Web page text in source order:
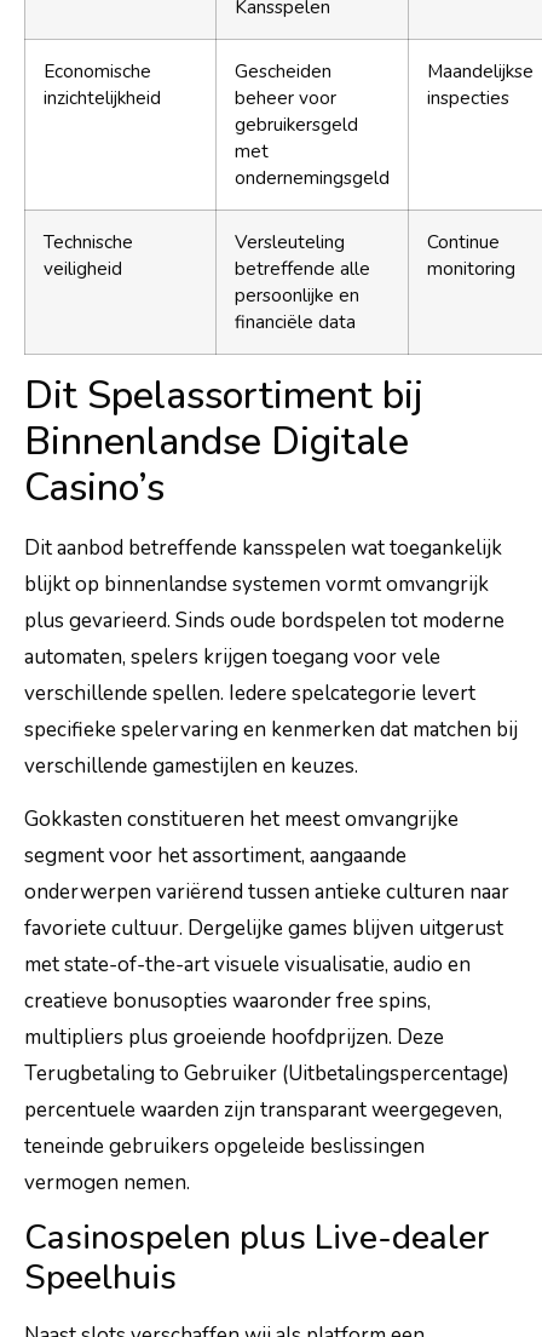
Kansspelen
Economische
inzichtelijkheid
Gescheiden
beheer voor
gebruikersgeld
met
ondernemingsgeld
Maandelijkse
inspecties
Technische
veiligheid
Versleuteling
betreffende alle
persoonlijke en
financiële data
Continue
monitoring
Dit Spelassortiment bij
Binnenlandse Digitale
Casino’s
Dit aanbod betreffende kansspelen wat toegankelijk
blijkt op binnenlandse systemen vormt omvangrijk
plus gevarieerd. Sinds oude bordspelen tot moderne
automaten, spelers krijgen toegang voor vele
verschillende spellen. Iedere spelcategorie levert
specifieke spelervaring en kenmerken dat matchen bij
verschillende gamestijlen en keuzes.
Gokkasten constitueren het meest omvangrijke
segment voor het assortiment, aangaande
onderwerpen variërend tussen antieke culturen naar
favoriete cultuur. Dergelijke games blijven uitgerust
met state-of-the-art visuele visualisatie, audio en
creatieve bonusopties waaronder free spins,
multipliers plus groeiende hoofdprijzen. Deze
Terugbetaling to Gebruiker (Uitbetalingspercentage)
percentuele waarden zijn transparant weergegeven,
teneinde gebruikers opgeleide beslissingen
vermogen nemen.
Casinospelen plus Live-dealer
Speelhuis